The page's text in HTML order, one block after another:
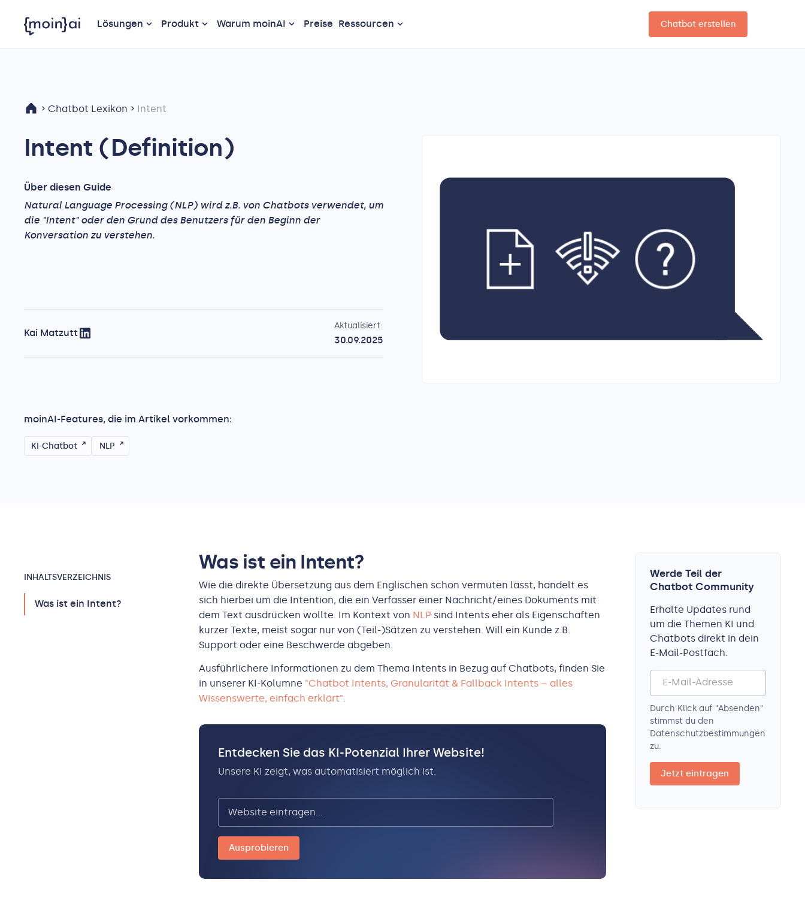
Lösungen Produkt Warum moinAI Preise Ressourcen Chatbot erstellen
Chatbot Lexikon Intent
Intent (Definition)
Über diesen Guide
Natural Language Processing (NLP) wird z.B. von Chatbots verwendet, um
die "Intent" oder den Grund des Benutzers für den Beginn der
Konversation zu verstehen.
Kai Matzutt
Aktualisiert:
30.09.2025
moinAI-Features, die im Artikel vorkommen:
KI-Chatbot NLP
INHALTS­VERZEICHNIS
Was ist ein Intent?
Was ist ein Intent?
Wie die direkte Übersetzung aus dem Englischen schon vermuten lässt, handelt es
sich hierbei um die Intention, die ein Verfasser einer Nachricht/eines Dokuments mit
dem Text ausdrücken wollte. Im Kontext von NLP sind Intents eher als Eigenschaften
kurzer Texte, meist sogar nur von (Teil-)Sätzen zu verstehen. Will ein Kunde z.B.
Support oder eine Beschwerde abgeben.
Ausführlichere Informationen zu dem Thema Intents in Bezug auf Chatbots, finden Sie
in unserer KI-Kolumne "Chatbot Intents, Granularität & Fallback Intents – alles
Wissenswerte, einfach erklärt".
Entdecken Sie das KI-Potenzial Ihrer Website!
Unsere KI zeigt, was automatisiert möglich ist.
Werde Teil der
Chatbot Community
Erhalte Updates rund
um die Themen KI und
Chatbots direkt in dein
E-Mail-Postfach.
Durch Klick auf "Absenden"
stimmst du den
Datenschutz­bestimmungen
zu.